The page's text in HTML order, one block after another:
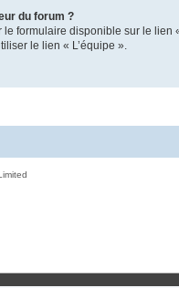
du forum ?
formulaire disponible sur le
le lien « L’équipe ».